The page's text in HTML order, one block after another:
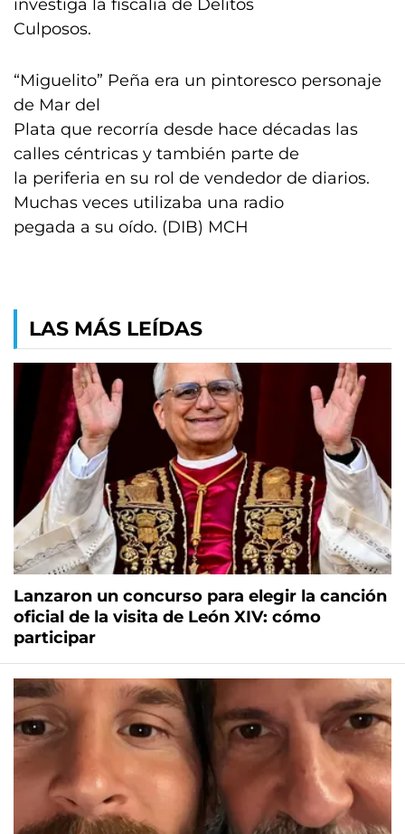
investiga la fiscalía de Delitos
Culposos.
“Miguelito” Peña era un pintoresco personaje
de Mar del
Plata que recorría desde hace décadas las
calles céntricas y también parte de
la periferia en su rol de vendedor de diarios.
Muchas veces utilizaba una radio
pegada a su oído. (DIB) MCH
LAS MÁS LEÍDAS
Lanzaron un concurso para elegir la canción
oficial de la visita de León XIV: cómo
participar